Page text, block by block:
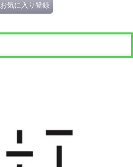
お気に入り登録